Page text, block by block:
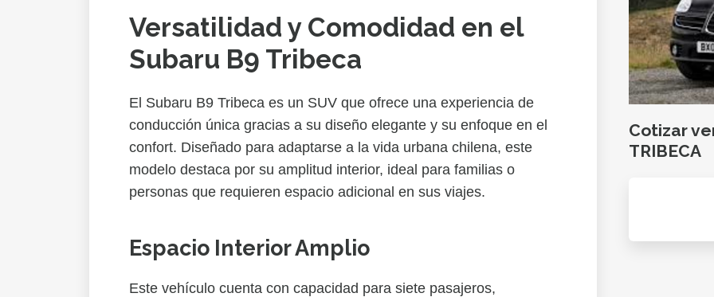
Versatilidad y Comodidad en el
Subaru B9 Tribeca
El Subaru B9 Tribeca es un SUV que ofrece una experiencia de
conducción única gracias a su diseño elegante y su enfoque en el
confort. Diseñado para adaptarse a la vida urbana chilena, este
modelo destaca por su amplitud interior, ideal para familias o
personas que requieren espacio adicional en sus viajes.
Espacio Interior Amplio
Este vehículo cuenta con capacidad para siete pasajeros,
Cotizar
TRIBECA